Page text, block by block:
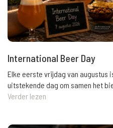
International Beer Day
Elke eerste vrijdag van augustus
uitstekende dag om samen het
Verder lezen